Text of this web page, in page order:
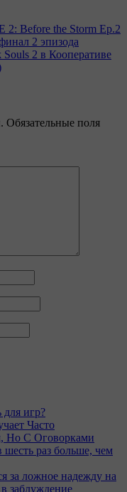
2: Before the Storm Ep.2
2 эпизода
2 в Кооперативе
Обязательные поля
игр?
Часто
Но С Оговорками
шесть раз больше, чем
за ложное надежду на
заблуждение